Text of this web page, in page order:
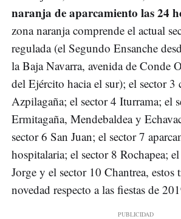
naranja de aparcamiento las 24
zona naranja comprende el actual
regulada (el Segundo Ensanche
la Baja Navarra, avenida de Conde
del Ejército hacia el sur); el sector
Azpilagaña; el sector 4 Iturrama; el
Ermitagaña, Mendebaldea y
sector 6 San Juan; el sector 7
hospitalaria; el sector 8 Rochapea;
Jorge y el sector 10 Chantrea, estos
novedad respecto a las fiestas de